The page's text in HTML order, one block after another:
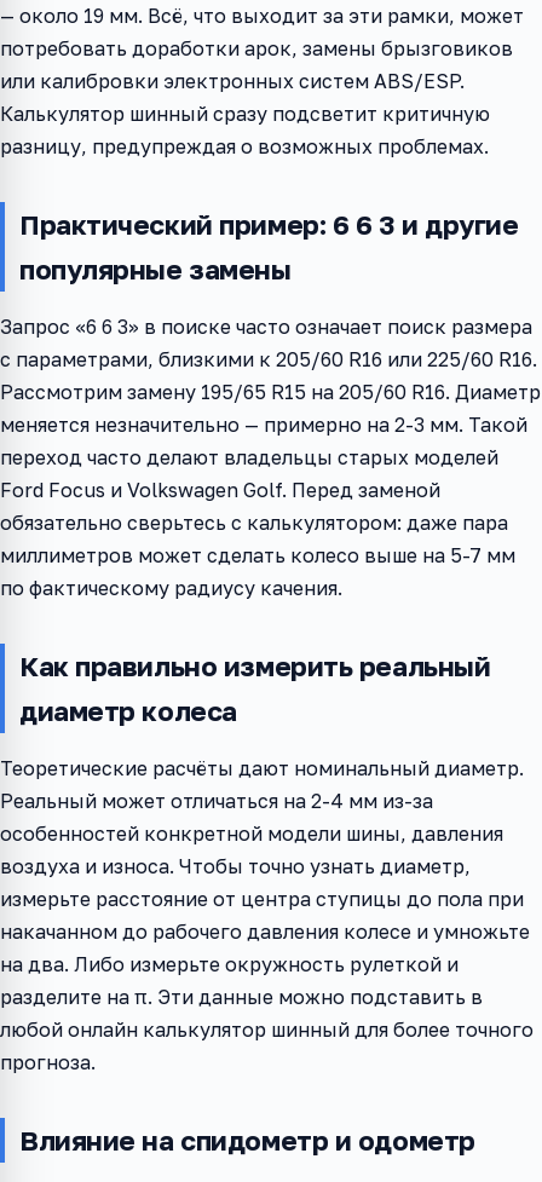
— около 19 мм. Всё, что выходит за эти рамки, может
потребовать доработки арок, замены брызговиков
или калибровки электронных систем ABS/ESP.
Калькулятор шинный сразу подсветит критичную
разницу, предупреждая о возможных проблемах.
Практический пример: 6 6 3 и другие
популярные замены
Запрос «6 6 3» в поиске часто означает поиск размера
с параметрами, близкими к 205/60 R16 или 225/60 R16.
Рассмотрим замену 195/65 R15 на 205/60 R16. Диаметр
меняется незначительно — примерно на 2-3 мм. Такой
переход часто делают владельцы старых моделей
Ford Focus и Volkswagen Golf. Перед заменой
обязательно сверьтесь с калькулятором: даже пара
миллиметров может сделать колесо выше на 5-7 мм
по фактическому радиусу качения.
Как правильно измерить реальный
диаметр колеса
Теоретические расчёты дают номинальный диаметр.
Реальный может отличаться на 2-4 мм из-за
особенностей конкретной модели шины, давления
воздуха и износа. Чтобы точно узнать диаметр,
измерьте расстояние от центра ступицы до пола при
накачанном до рабочего давления колесе и умножьте
на два. Либо измерьте окружность рулеткой и
разделите на π. Эти данные можно подставить в
любой онлайн калькулятор шинный для более точного
прогноза.
Влияние на спидометр и одометр